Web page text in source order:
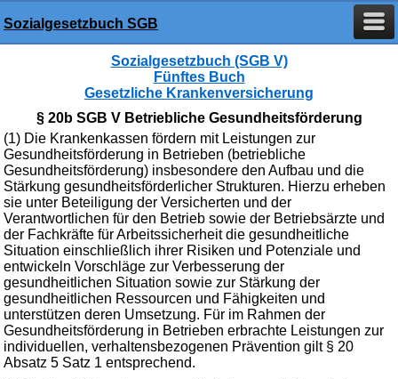
Sozialgesetzbuch SGB
Sozialgesetzbuch (SGB V)
Fünftes Buch
Gesetzliche Krankenversicherung
§ 20b SGB V Betriebliche Gesundheitsförderung
(1) Die Krankenkassen fördern mit Leistungen zur
Gesundheitsförderung in Betrieben (betriebliche
Gesundheitsförderung) insbesondere den Aufbau und die
Stärkung gesundheitsförderlicher Strukturen. Hierzu erheben
sie unter Beteiligung der Versicherten und der
Verantwortlichen für den Betrieb sowie der Betriebsärzte und
der Fachkräfte für Arbeitssicherheit die gesundheitliche
Situation einschließlich ihrer Risiken und Potenziale und
entwickeln Vorschläge zur Verbesserung der
gesundheitlichen Situation sowie zur Stärkung der
gesundheitlichen Ressourcen und Fähigkeiten und
unterstützen deren Umsetzung. Für im Rahmen der
Gesundheitsförderung in Betrieben erbrachte Leistungen zur
individuellen, verhaltensbezogenen Prävention gilt § 20
Absatz 5 Satz 1 entsprechend.